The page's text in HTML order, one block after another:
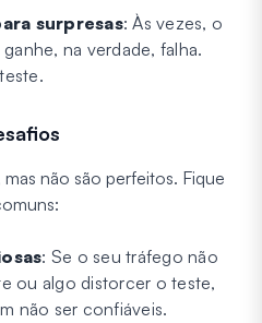
surpresas: Às vezes, o
na verdade, falha.
não são perfeitos. Fique
: Se o seu tráfego não
ou algo distorcer o teste,
não ser confiáveis.